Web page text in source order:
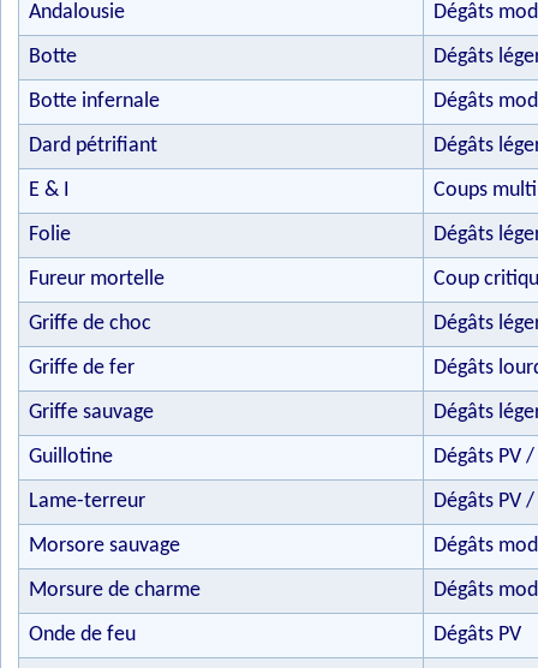
Andalousie
Dégâts
Botte
Dégâts
Botte infernale
Dégâts
Dard pétrifiant
Dégâts
E & I
Coups
Folie
Dégâts
Fureur mortelle
Coup
Griffe de choc
Dégâts
Griffe de fer
Dégâts
Griffe sauvage
Dégâts
Guillotine
Dégâts PV
Lame-terreur
Dégâts PV
Morsore sauvage
Dégâts
Morsure de charme
Dégâts
Onde de feu
Dégâts PV